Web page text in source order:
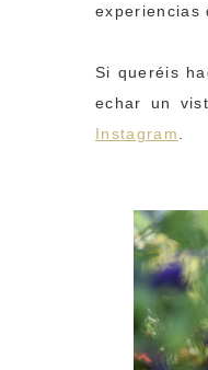
experiencias
Si queréis
echar un
Instagram